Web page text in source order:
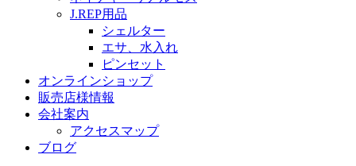
J.REP用品
シェルター
エサ、水入れ
ピンセット
オンラインショップ
販売店様情報
会社案内
アクセスマップ
ブログ